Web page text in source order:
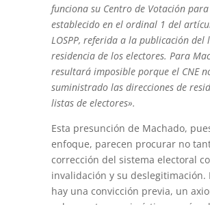
funciona su Centro de Votación
establecido en el ordinal 1 del
LOSPP, referida a la publicación del
residencia de los electores. Para
resultará imposible porque el CNE
suministrado las direcciones de
listas de electores».
Esta presunción de Machado,
enfoque, parecen procurar no
corrección del sistema electoral
invalidación y su deslegitimación.
hay una convicción previa, un